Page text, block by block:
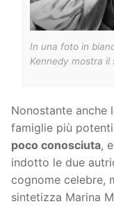
In una foto in
Kennedy mostra il
Nonostante
famiglie più potenti
poco conosciuta,
indotto le due
cognome celebre,
sintetizza Marina